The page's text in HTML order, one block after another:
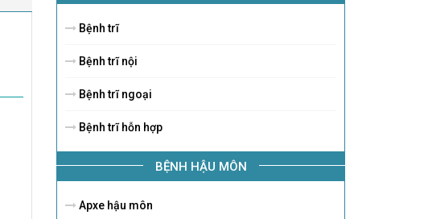
Bệnh trĩ
Bệnh trĩ nội
Bệnh trĩ ngoại
Bệnh trĩ hỗn hợp
BỆNH HẬU MÔN
Apxe hậu môn